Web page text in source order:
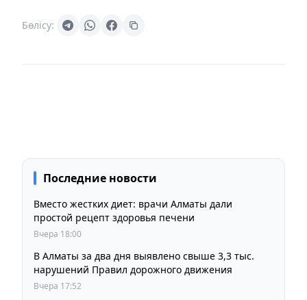
Бөлісу:
Последние новости
Вместо жестких диет: врачи Алматы дали
Вчера 18:00
В Алматы за два дня выявлено свыше 3,3 тыс.
нарушений Правил дорожного движения
Вчера 17:52